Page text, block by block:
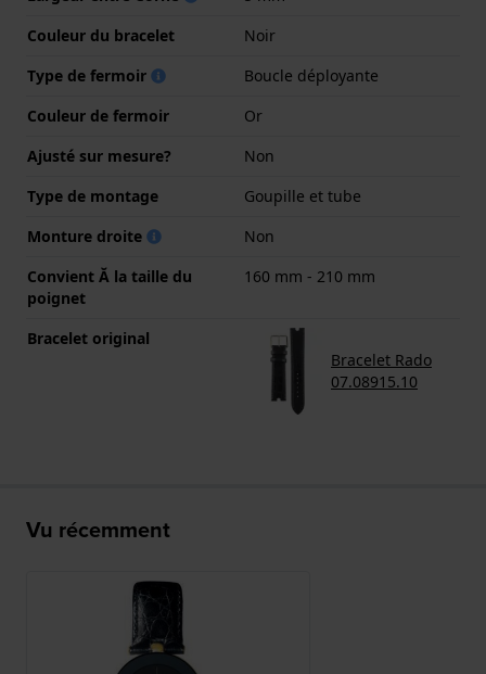
Couleur du bracelet
Noir
Type de fermoir
Boucle déployante
Couleur de fermoir
Or
Ajusté sur mesure?
Non
Type de montage
Goupille et tube
Monture droite
Non
Convient Ă la taille du
poignet
160 mm - 210 mm
Bracelet original
Bracelet Rado
07.08915.10
Vu récemment